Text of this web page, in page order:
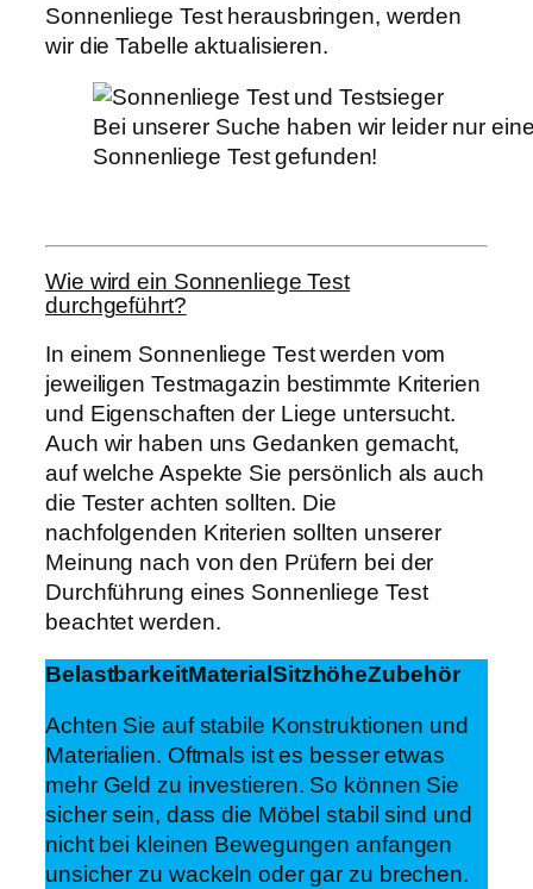
Sonnenliege Test herausbringen, werden
wir die Tabelle aktualisieren.
Bei unserer Suche haben wir leider nur
Sonnenliege Test gefunden!
Wie wird ein Sonnenliege Test
durchgeführt?
In einem Sonnenliege Test werden vom
jeweiligen Testmagazin bestimmte Kriterien
und Eigenschaften der Liege untersucht.
Auch wir haben uns Gedanken gemacht,
auf welche Aspekte Sie persönlich als auch
die Tester achten sollten. Die
nachfolgenden Kriterien sollten unserer
Meinung nach von den Prüfern bei der
Durchführung eines Sonnenliege Test
beachtet werden.
BelastbarkeitMaterial SitzhöheZubehör
Achten Sie auf stabile Konstruktionen und
Materialien. Oftmals ist es besser etwas
mehr Geld zu investieren. So können Sie
sicher sein, dass die Möbel stabil sind und
nicht bei kleinen Bewegungen anfangen
unsicher zu wackeln oder gar zu brechen.